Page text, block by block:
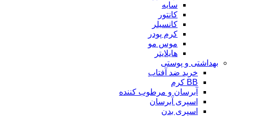
سایه
کانتور
کانسیلر
کرم پودر
موس مو
هایلایتر
بهداشتی و پوستی
خرید ضد آفتاب
BB کرم
آبرسان و مرطوب کننده
اسپری آبرسان
اسپری بدن